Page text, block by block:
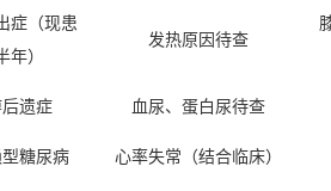
症（现患
年）
发热原因待查
遗症 血尿、蛋白尿待查
糖尿病 心率失常（结合临床）